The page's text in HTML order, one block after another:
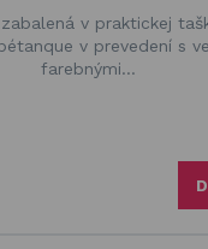
v praktickej
v prevedení s
farebnými…